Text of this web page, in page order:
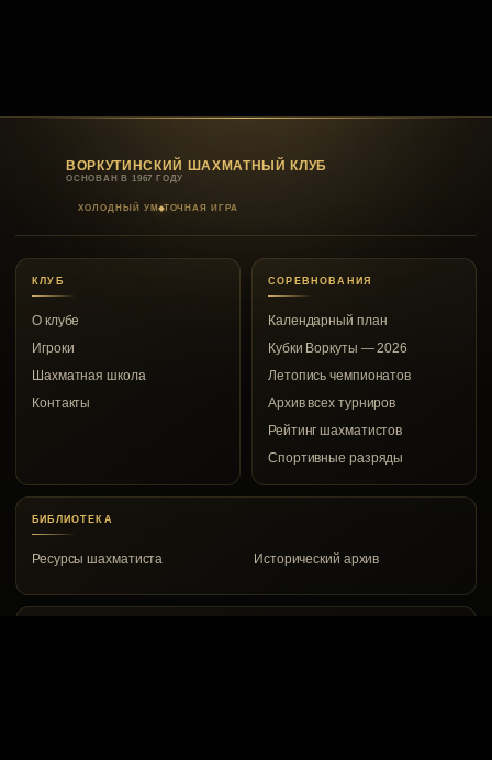
ВОРКУТИНСКИЙ ШАХМАТНЫЙ КЛУБ
ОСНОВАН В 1967 ГОДУ
ХОЛОДНЫЙ УМ ТОЧНАЯ ИГРА
КЛУБ
О клубе
Игроки
Шахматная школа
Контакты
СОРЕВНОВАНИЯ
Календарный план
Кубки Воркуты — 2026
Летопись чемпионатов
Архив всех турниров
Рейтинг шахматистов
Спортивные разряды
БИБЛИОТЕКА
Ресурсы шахматиста Исторический архив